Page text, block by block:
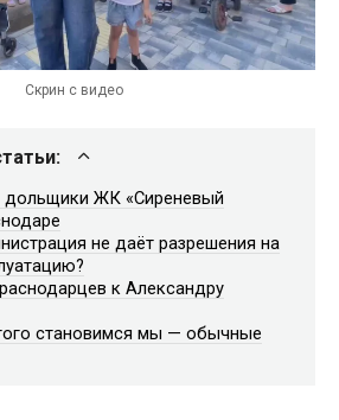
Скрин с видео
дольщики ЖК «Сиреневый
не даёт разрешения на
к Александру
становимся мы — обычные